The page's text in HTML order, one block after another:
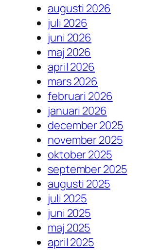
augusti 2026
juli 2026
juni 2026
maj 2026
april 2026
mars 2026
februari 2026
januari 2026
december 2025
november 2025
oktober 2025
september 2025
augusti 2025
juli 2025
juni 2025
maj 2025
april 2025